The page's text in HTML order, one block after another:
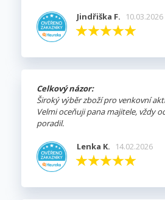
Jindřiška F. 10.03.2026
Celkový názor:
Široký výběr zboží pro venkovní
Velmi oceňuji pana majitele, vždy
poradil.
Lenka K. 14.02.2026